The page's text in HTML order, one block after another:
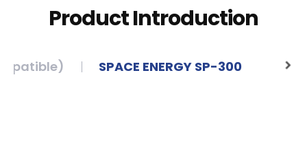
Product Introduction
SPACE ENERGY SP-300